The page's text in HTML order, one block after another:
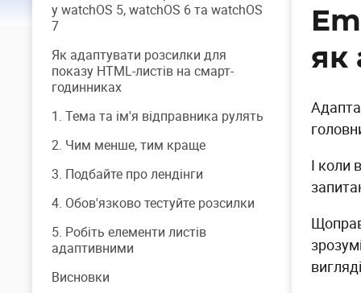
у watchOS 5, watchOS 6 та watchOS
7
Як адаптувати розсилки для
показу HTML-листів на смарт-
годинниках
1. Тема та ім'я відправника рулять
2. Чим менше, тим краще
3. Подбайте про лендінги
4. Обов'язково тестуйте розсилки
5. Робіть елементи листів
адаптивними
Висновки
як
І коли
вигляді